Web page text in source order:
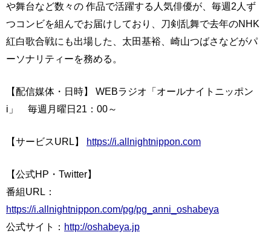
や舞台など数々の 作品で活躍する人気俳優が、毎週2人ず
つコンビを組んでお届けしており、刀剣乱舞で去年のNHK
紅白歌合戦にも出場した、太田基裕、崎山つばさなどがパ
ーソナリティーを務める。
【配信媒体・日時】 WEBラジオ「オールナイトニッポン
i」 毎週月曜日21：00～
【サービスURL】 https://i.allnightnippon.com
【公式HP・Twitter】
番組URL：
https://i.allnightnippon.com/pg/pg_anni_oshabeya
公式サイト： http://oshabeya.jp